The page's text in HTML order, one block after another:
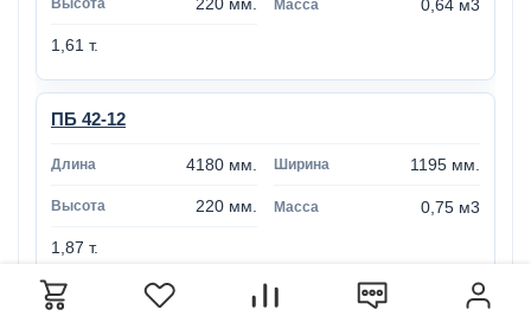
0,64 м3
1,61 т.
ПБ 42-12
4180 мм. 1195 мм.
220 мм. 0,75 м3
1,87 т.